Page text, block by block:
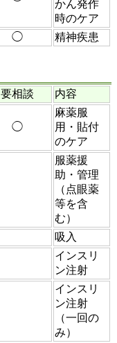
かん発作
時のケア
◯
精神疾患
要相談 内容
◯
麻薬服
用・貼付
のケア
服薬援
助・管理
（点眼薬
等を含
む）
吸入
インスリ
ン注射
インスリ
ン注射
（一回の
み）